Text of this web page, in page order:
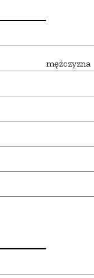
mężczyzna